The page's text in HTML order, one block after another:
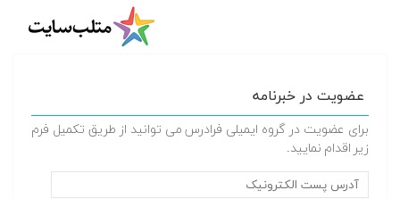
عضویت در خبرنامه
برای عضویت در گروه ایمیلی فرادرس می توانید از طریق تکمیل فرم
زیر اقدام نمایید.